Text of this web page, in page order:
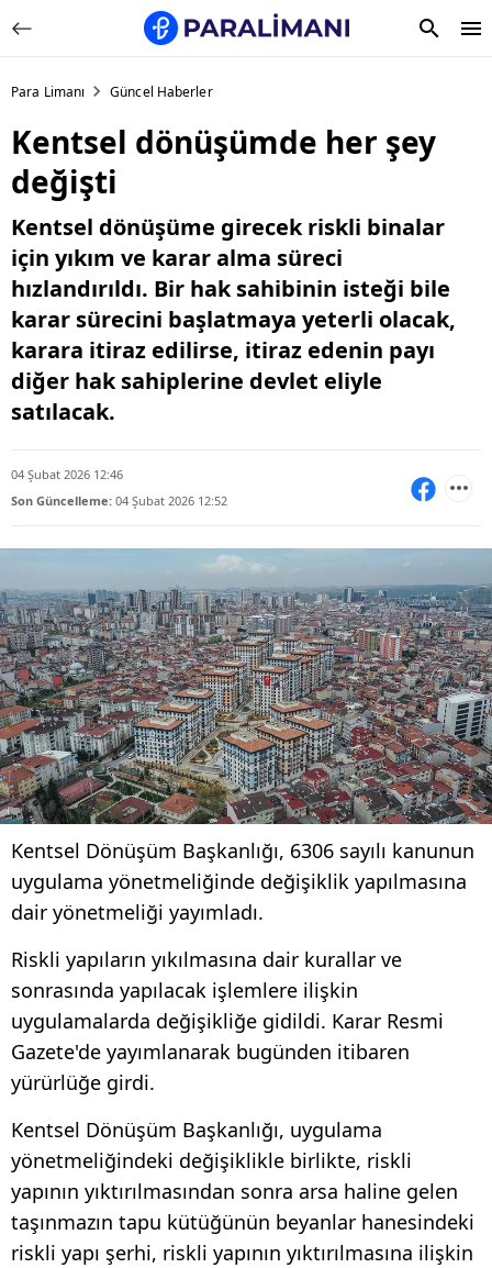
Para Limanı Güncel Haberler
Kentsel dönüşümde her şey
değişti
Kentsel dönüşüme girecek riskli binalar
için yıkım ve karar alma süreci
hızlandırıldı. Bir hak sahibinin isteği bile
karar sürecini başlatmaya yeterli olacak,
karara itiraz edilirse, itiraz edenin payı
diğer hak sahiplerine devlet eliyle
satılacak.
04 Şubat 2026 12:46
Son Güncelleme: 04 Şubat 2026 12:52
Kentsel Dönüşüm Başkanlığı, 6306 sayılı kanunun
uygulama yönetmeliğinde değişiklik yapılmasına
dair yönetmeliği yayımladı.
Riskli yapıların yıkılmasına dair kurallar ve
sonrasında yapılacak işlemlere ilişkin
uygulamalarda değişikliğe gidildi. Karar Resmi
Gazete'de yayımlanarak bugünden itibaren
yürürlüğe girdi.
Kentsel Dönüşüm Başkanlığı, uygulama
yönetmeliğindeki değişiklikle birlikte, riskli
yapının yıktırılmasından sonra arsa haline gelen
taşınmazın tapu kütüğünün beyanlar hanesindeki
riskli yapı şerhi, riskli yapının yıktırılmasına ilişkin